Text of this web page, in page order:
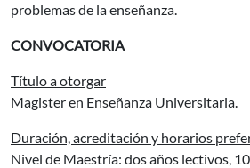
problemas de la enseñanza.
CONVOCATORIA
Título a otorgar
Magister en Enseñanza Universitaria.
Duración, acreditación y horarios
Nivel de Maestría: dos años lectivos,